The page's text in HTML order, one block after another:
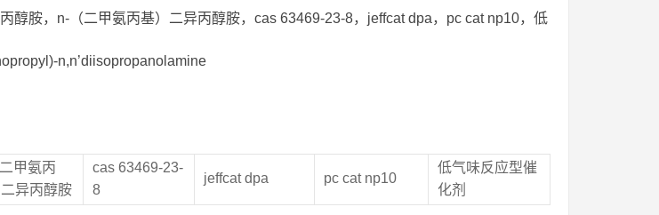
醇胺，n-（二甲氨丙基）二异丙醇胺，cas 63469-23-8，jeffcat dpa，pc cat np10，低
n,n’diisopropanolamine
甲氨丙
异丙醇胺
cas 63469-23-
8
jeffcat dpa pc cat np10
低气味反应型催
化剂